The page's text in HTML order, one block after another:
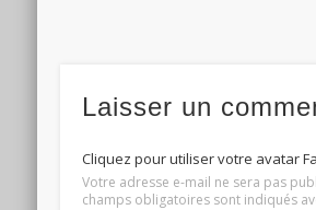
Laisser un
Cliquez pour utiliser votre avatar
Votre adresse e-mail ne sera pas
champs obligatoires sont indiqués